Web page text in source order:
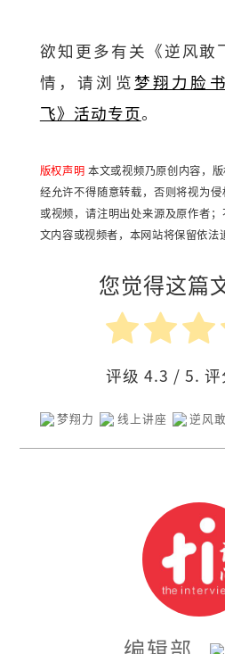
欲知更多有关《逆风敢
情，请浏览梦翔力脸
飞》活动专页。
版权声明 本文或视频乃原创内容，
经允许不得随意转载，否则将视为
或视频，请注明出处来源及原作者
文内容或视频者，本网站将保留依法
您觉得这篇
评级4.3 / 5. 评
梦翔力 线上讲座 逆风